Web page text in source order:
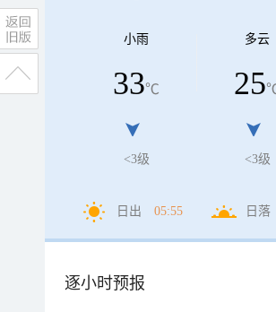
小雨
33℃
<3级
多云
25
<3级
日出 05:55 日落
逐小时预报